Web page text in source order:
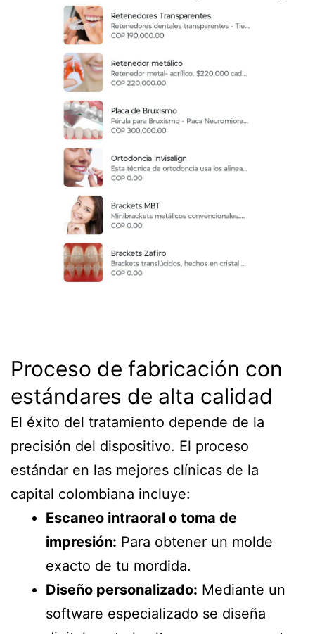
Proceso de fabricación con
estándares de alta calidad
El éxito del tratamiento depende de la
precisión del dispositivo. El proceso
estándar en las mejores clínicas de la
capital colombiana incluye:
Escaneo intraoral o toma de
impresión: Para obtener un molde
exacto de tu mordida.
Diseño personalizado: Mediante un
software especializado se diseña